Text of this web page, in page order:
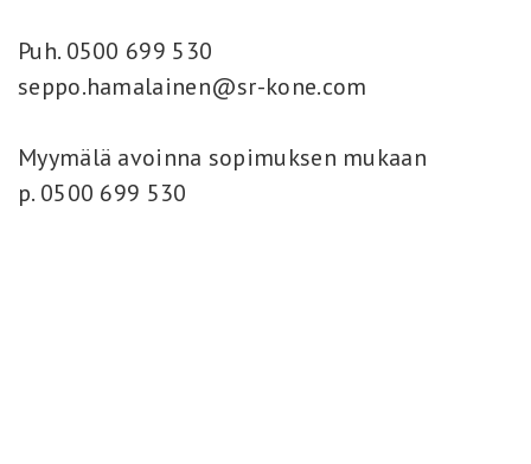
Puh. 0500 699 530
seppo.hamalainen@sr-kone.com
Myymälä avoinna sopimuksen mukaan
p. 0500 699 530